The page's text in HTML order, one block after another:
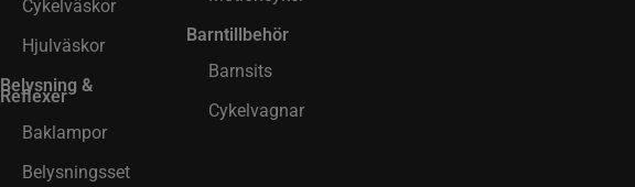
Cykelväskor
Hjulväskor
Belysning &
Reflexer
Baklampor
Belysningsset
Barntillbehör
Barnsits
Cykelvagnar